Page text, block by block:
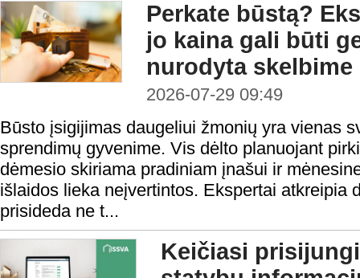
Perkate būstą?
jo kaina gali būti
nurodyta skelbime
2026-07-29 09:49
Būsto įsigijimas daugeliui žmonių yra vienas
sprendimų gyvenime. Vis dėlto planuojant
dėmesio skiriama pradiniam įnašui ir
išlaidos lieka neįvertintos. Ekspertai atkreipia
prisideda ne t...
Keičiasi